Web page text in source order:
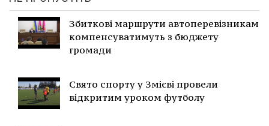
Збиткові маршрути автоперевізникам
компенсуватимуть з бюджету
громади
Свято спорту у Змієві провели
відкритим уроком футболу